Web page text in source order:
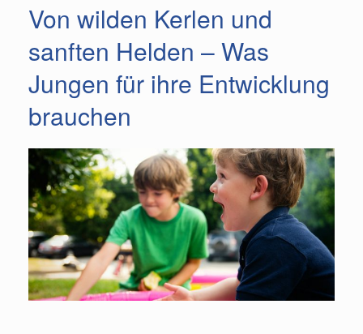
Von wilden Kerlen und
sanften Helden – Was
Jungen für ihre Entwicklung
brauchen